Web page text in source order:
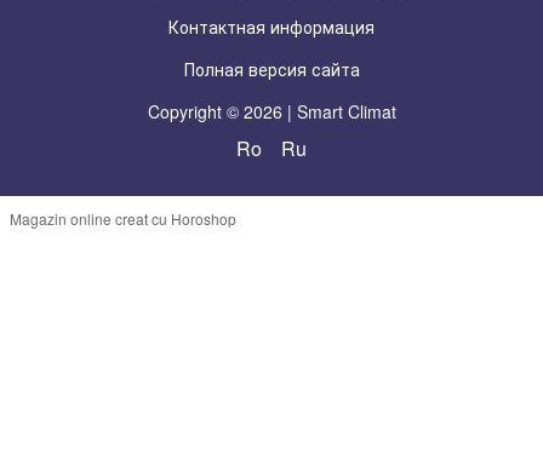
Контактная информация
Полная версия сайта
Copyright © 2026 | Smart Climat
Ro Ru
Magazin online creat cu Horoshop